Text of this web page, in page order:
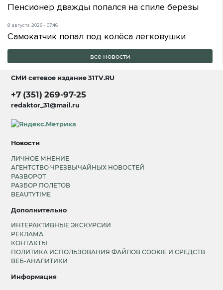
Пенсионер дважды попался на спиле березы
8 августа 2026 - 07:46
Самокатчик попал под колёса легковушки
все новости
СМИ сетевое издание31TV.RU
+7 (351) 269-97-25
redaktor_31@mail.ru
Новости
ЛИЧНОЕ МНЕНИЕ
АГЕНТСТВО ЧРЕЗВЫЧАЙНЫХ НОВОСТЕЙ
РАЗВОРОТ
РАЗБОР ПОЛЕТОВ
BEAUTYTIME
Дополнительно
ИНТЕРАКТИВНЫЕ ЭКСКУРСИИ
РЕКЛАМА
КОНТАКТЫ
ПОЛИТИКА ИСПОЛЬЗОВАНИЯ ФАЙЛОВ COOKIE И СРЕДСТВ
ВЕБ-АНАЛИТИКИ
Информация